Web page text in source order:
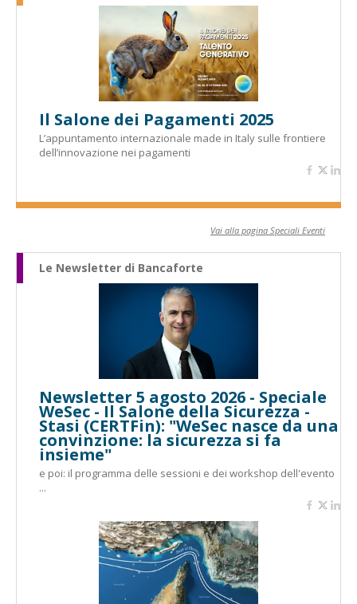
Il Salone dei Pagamenti 2025
L’appuntamento internazionale made in Italy sulle frontiere
dell’innovazione nei pagamenti
Vai alla pagina Speciali Eventi
Le Newsletter di Bancaforte
Newsletter 5 agosto 2026 - Speciale
WeSec - Il Salone della Sicurezza -
Stasi (CERTFin): "WeSec nasce da una
convinzione: la sicurezza si fa
insieme"
e poi: il programma delle sessioni e dei workshop dell'evento
...